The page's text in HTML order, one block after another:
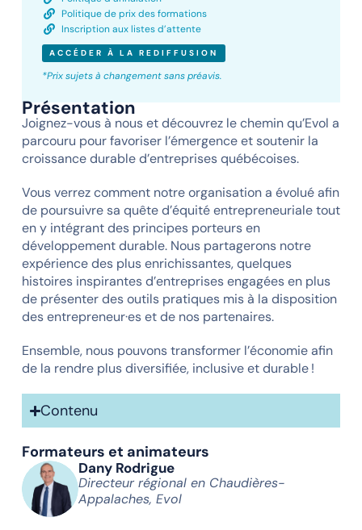
Politique de prix des formations
Inscription aux listes d’attente
ACCÉDER À LA REDIFFUSION
*Prix sujets à changement sans préavis.
Présentation
Joignez-vous à nous et découvrez le chemin qu’Evol a
parcouru pour favoriser l’émergence et soutenir la
croissance durable d’entreprises québécoises.
Vous verrez comment notre organisation a évolué afin
de poursuivre sa quête d’équité entrepreneuriale tout
en y intégrant des principes porteurs en
développement durable. Nous partagerons notre
expérience des plus enrichissantes, quelques
histoires inspirantes d’entreprises engagées en plus
de présenter des outils pratiques mis à la disposition
des entrepreneur·es et de nos partenaires.
Ensemble, nous pouvons transformer l’économie afin
de la rendre plus diversifiée, inclusive et durable !
Contenu
Formateurs et animateurs
Dany Rodrigue
Directeur régional en Chaudières-
Appalaches, Evol